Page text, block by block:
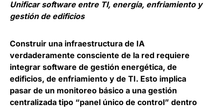
Unificar software entre TI, energía, enfriamiento y
gestión de edificios
Construir una infraestructura de IA
verdaderamente consciente de la red requiere
integrar software de gestión energética, de
edificios, de enfriamiento y de TI. Esto implica
pasar de un monitoreo básico a una gestión
centralizada tipo “panel único de control” dentro